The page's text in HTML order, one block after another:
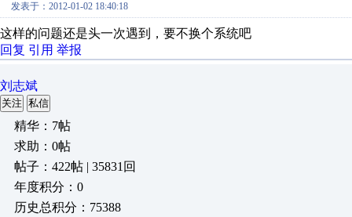
发表于：2012-01-02 18:40:18
这样的问题还是头一次遇到，要不换个系统吧
回复 引用 举报
刘志斌
关注 私信
精华：7帖
求助：0帖
帖子：422帖 | 35831回
年度积分：0
历史总积分：75388